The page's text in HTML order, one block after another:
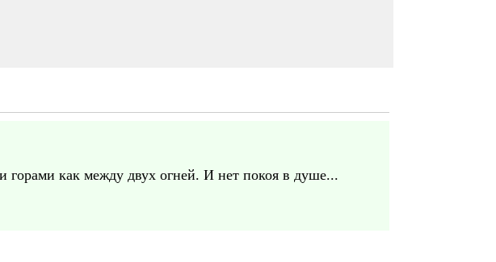
как между двух огней. И нет покоя в душе...